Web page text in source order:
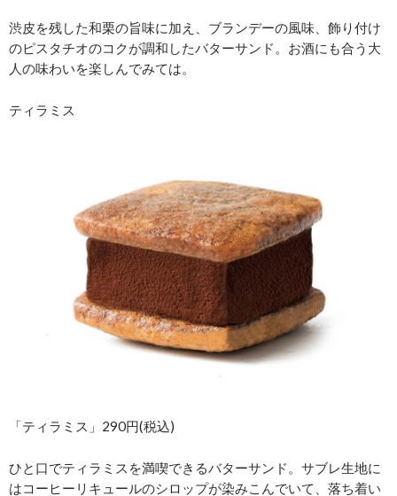
渋皮を残した和栗の旨味に加え、ブランデーの風味、飾り付け
のピスタチオのコクが調和したバターサンド。お酒にも合う大
人の味わいを楽しんでみては。
ティラミス
「ティラミス」290円(税込)
ひと口でティラミスを満喫できるバターサンド。サブレ生地に
はコーヒーリキュールのシロップが染みこんでいて、落ち着い